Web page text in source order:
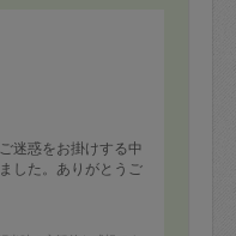
いです。
迷惑をお掛けする中
した。ありがとうご